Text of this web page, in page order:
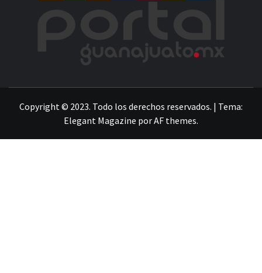
Copyright © 2023. Todo los derechos reservados. | Tema:
Elegant Magazine porAF themes.